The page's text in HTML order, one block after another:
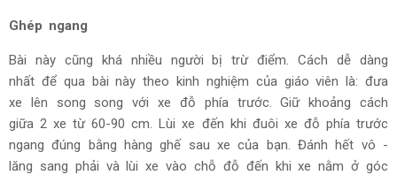
Ghép ngang
Bài này cũng khá nhiều người bị trừ điểm. Cách dễ dàng
nhất để qua bài này theo kinh nghiệm của giáo viên là: đưa
xe lên song song với xe đỗ phía trước. Giữ khoảng cách
giữa 2 xe từ 60-90 cm. Lùi xe đến khi đuôi xe đỗ phía trước
ngang đúng bằng hàng ghế sau xe của bạn. Đánh hết vô -
lăng sang phải và lùi xe vào chỗ đỗ đến khi xe nằm ở góc